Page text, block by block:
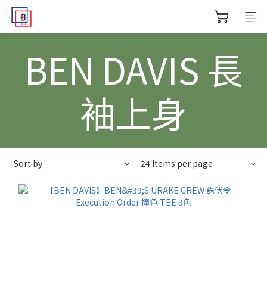
BEN DAVIS 長
袖上身
Sort by 24 Items per page